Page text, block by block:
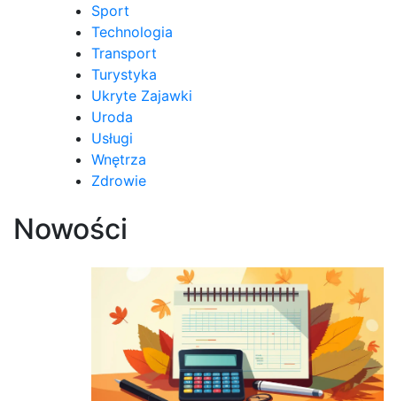
Sport
Technologia
Transport
Turystyka
Ukryte Zajawki
Uroda
Usługi
Wnętrza
Zdrowie
Nowości